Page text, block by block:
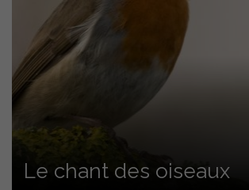
Le chant des oiseaux